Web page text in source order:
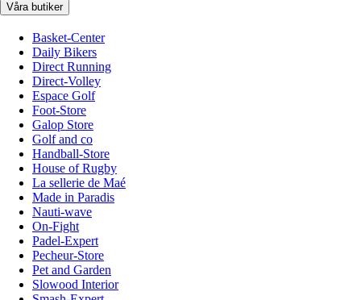
Våra butiker
Basket-Center
Daily Bikers
Direct Running
Direct-Volley
Espace Golf
Foot-Store
Galop Store
Golf and co
Handball-Store
House of Rugby
La sellerie de Maé
Made in Paradis
Nauti-wave
On-Fight
Padel-Expert
Pecheur-Store
Pet and Garden
Slowood Interior